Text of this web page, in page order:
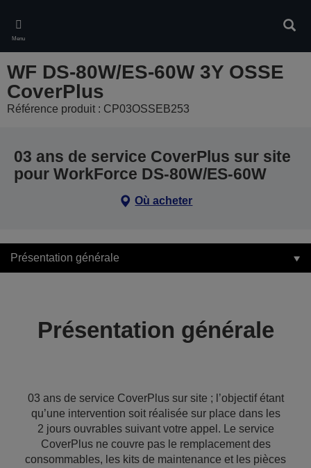
main
content
Menu
WF DS-80W/ES-60W 3Y OSSE
CoverPlus
Référence produit : CP03OSSEB253
03 ans de service CoverPlus sur site
pour WorkForce DS-80W/ES-60W
Où acheter
Présentation générale
Présentation générale
03 ans de service CoverPlus sur site ; l’objectif étant
qu’une intervention soit réalisée sur place dans les
2 jours ouvrables suivant votre appel. Le service
CoverPlus ne couvre pas le remplacement des
consommables, les kits de maintenance et les pièces